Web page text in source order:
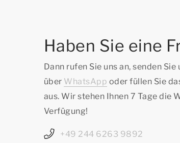
Haben Sie eine
Dann rufen Sie uns an, senden
über WhatsApp oder füllen Sie
aus. Wir stehen Ihnen 7 Tage die
Verfügung!
+49 244 6263 9892